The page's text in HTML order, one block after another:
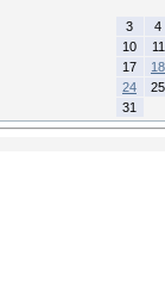
3
4
10
11
17
18
24
25
31